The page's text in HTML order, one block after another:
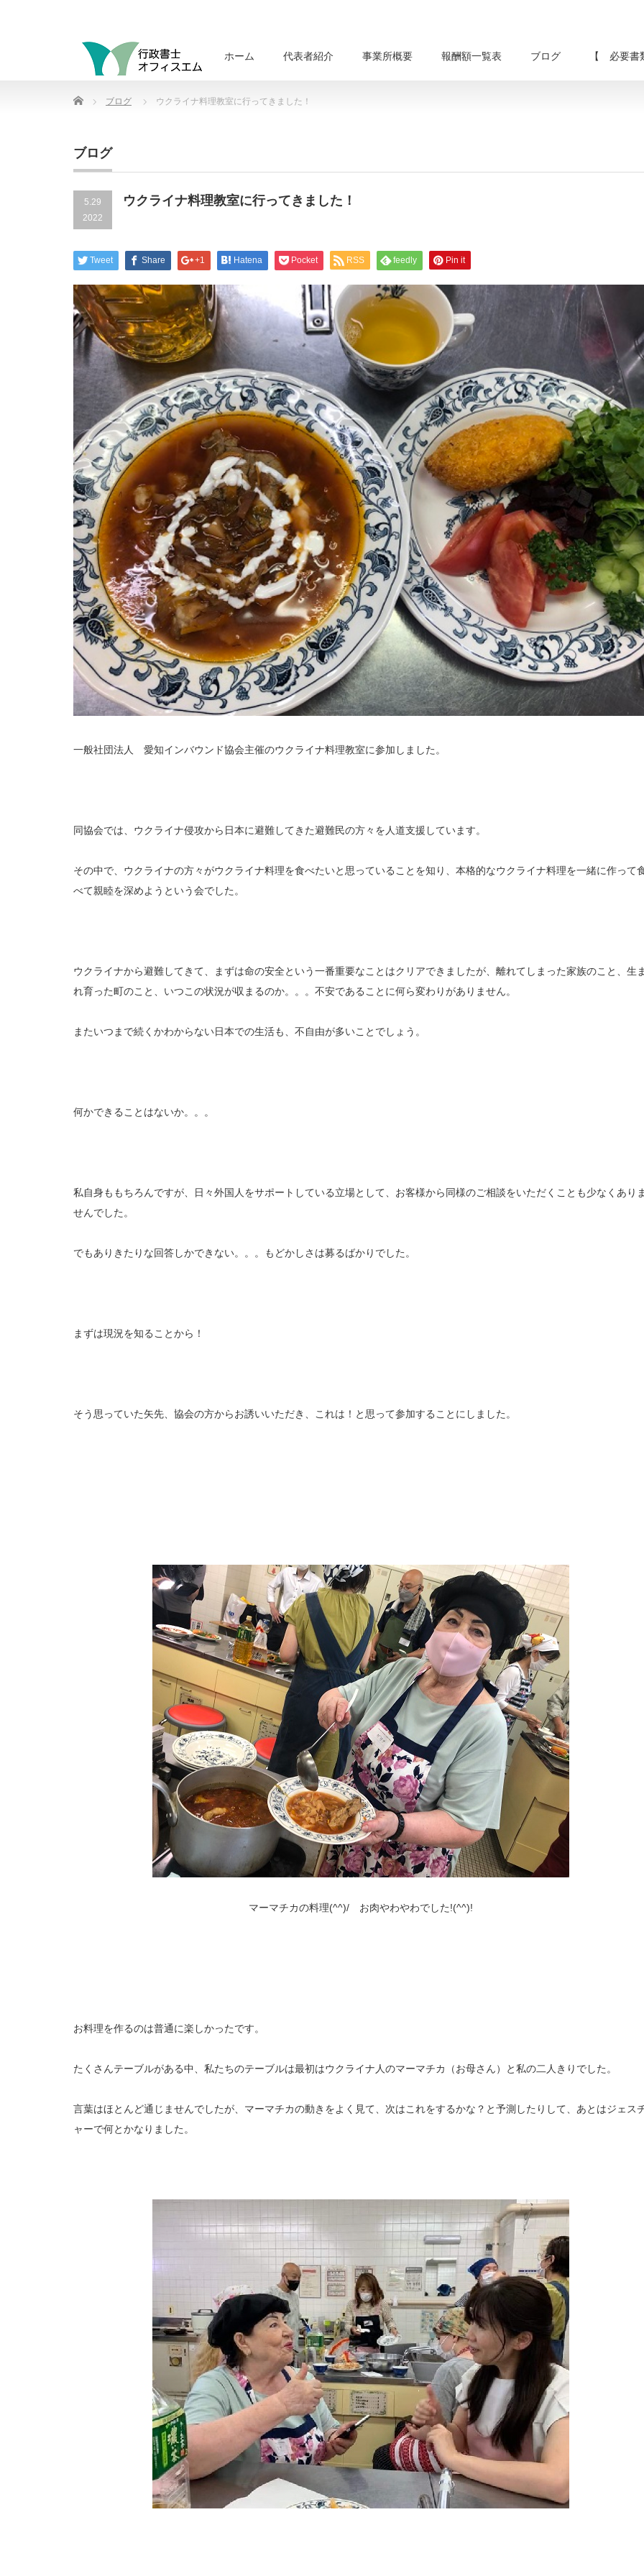
ホーム 代表者紹介 事業所概要 報酬額一覧表 ブログ 【 必要
Home ブログ ウクライナ料理教室に行ってきました！
ブログ
5.29
2022
ウクライナ料理教室に行ってきました！
Tweet Share +1 Hatena Pocket RSS feedly Pin it
一般社団法人 愛知インバウンド協会主催のウクライナ料理教室に参加しました。
同協会では、ウクライナ侵攻から日本に避難してきた避難民の方々を人道支援しています。
その中で、ウクライナの方々がウクライナ料理を食べたいと思っていることを知り、本格的なウクライナ料理を一緒に作って
べて親睦を深めようという会でした。
ウクライナから避難してきて、まずは命の安全という一番重要なことはクリアできましたが、離れてしまった家族のこと、生
れ育った町のこと、いつこの状況が収まるのか。。。不安であることに何ら変わりがありません。
またいつまで続くかわからない日本での生活も、不自由が多いことでしょう。
何かできることはないか。。。
私自身ももちろんですが、日々外国人をサポートしている立場として、お客様から同様のご相談をいただくことも少なくあり
せんでした。
でもありきたりな回答しかできない。。。もどかしさは募るばかりでした。
まずは現況を知ることから！
そう思っていた矢先、協会の方からお誘いいただき、これは！と思って参加することにしました。
マーマチカの料理(^^)/ お肉やわやわでした!(^^)!
お料理を作るのは普通に楽しかったです。
たくさんテーブルがある中、私たちのテーブルは最初はウクライナ人のマーマチカ（お母さん）と私の二人きりでした。
言葉はほとんど通じませんでしたが、マーマチカの動きをよく見て、次はこれをするかな？と予測したりして、あとはジェス
ャーで何とかなりました。